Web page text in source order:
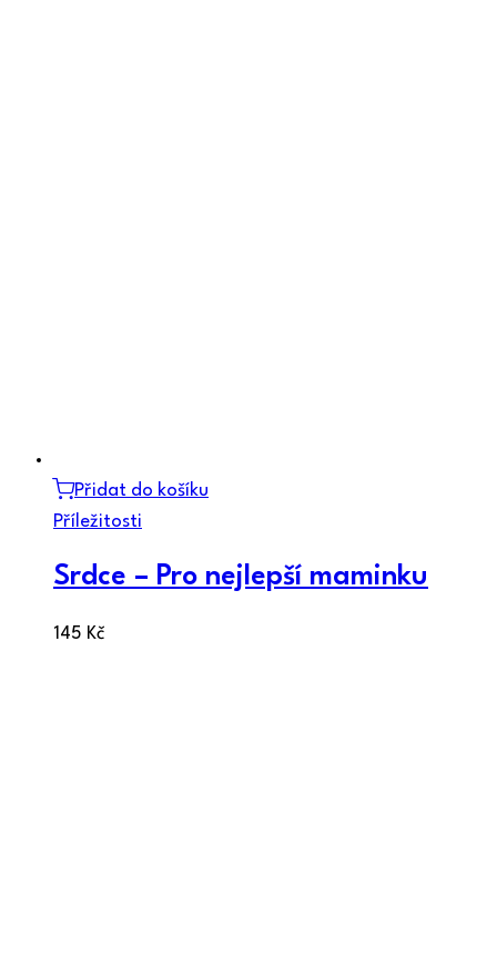
Přidat do košíku
Příležitosti
Srdce – Pro nejlepší maminku
145 Kč